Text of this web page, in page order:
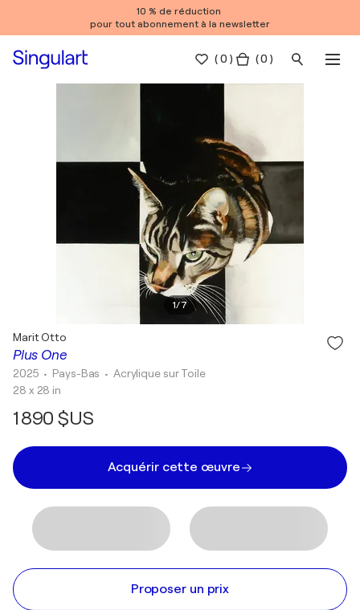
10 % de réduction
pour tout abonnement à la newsletter
(0 ) ( 0 )
1/7
Plus One
Marit Otto
2025 • Pays-Bas • Acrylique sur Toile
28 x 28 in
1 890 $US
Acquérir cette œuvre
Proposer un prix